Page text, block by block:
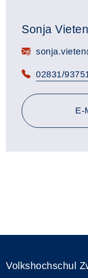
Sonja Vieten
E-Mail:
Telefon:
02831/
E-
Volkshochschul